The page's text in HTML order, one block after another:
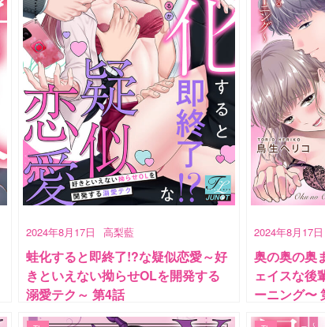
2024年8月17日 高梨藍
蛙化すると即終了!?な疑似恋愛～好
きといえない拗らせOLを開発する
溺愛テク～ 第4話
2024年8月17日
奥の奥の奥
ェイスな後
ーニング〜